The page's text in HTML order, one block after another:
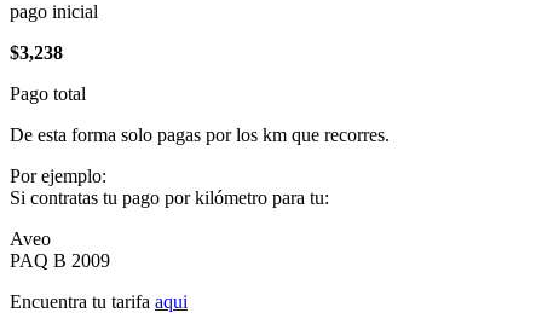
pago inicial
$3,238
Pago total
De esta forma solo pagas por los km que recorres.
Por ejemplo:
Si contratas tu pago por kilómetro para tu:
Aveo
PAQ B 2009
Encuentra tu tarifa aqui